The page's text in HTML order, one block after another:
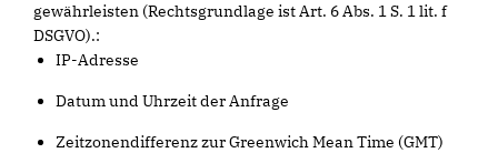
gewährleisten (Rechtsgrundlage ist Art. 6 Abs. 1 S. 1 lit. f
DSGVO).:
IP-Adresse
Datum und Uhrzeit der Anfrage
Zeitzonendifferenz zur Greenwich Mean Time (GMT)